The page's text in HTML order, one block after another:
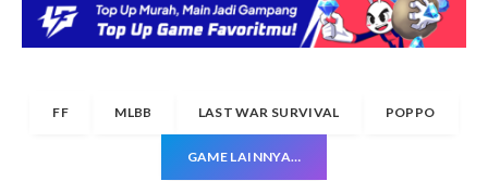
FF MLBB LAST WAR SURVIVAL POPPO
GAME LAINNYA…